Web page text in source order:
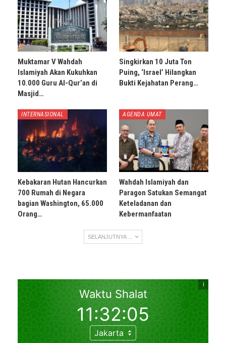
Muktamar V Wahdah
Islamiyah Akan Kukuhkan
10.000 Guru Al-Qur’an di
Masjid…
Singkirkan 10 Juta Ton
Puing, ‘Israel’ Hilangkan
Bukti Kejahatan Perang…
INTERNASIONAL
Kebakaran Hutan Hancurkan
700 Rumah di Negara
bagian Washington, 65.000
Orang…
AGENDA UMAT
Wahdah Islamiyah dan
Paragon Satukan Semangat
Keteladanan dan
Kebermanfaatan
SELANJUTNYA ...